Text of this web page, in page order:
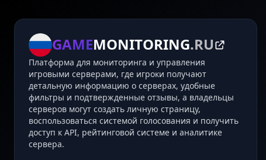
GAMEMONITORING.RU
Платформа для мониторинга и управления
игровыми серверами, где игроки получают
детальную информацию о серверах, удобные
фильтры и подтвержденные отзывы, а владельцы
серверов могут создать личную страницу,
воспользоваться системой голосования и получить
доступ к API, рейтинговой системе и аналитике
сервера.